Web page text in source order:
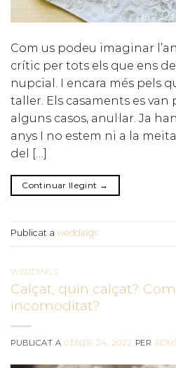
Com us podeu imaginar
crític per tots els que ens
nupcial. I encara més pels
taller. Els casaments es van
alguns casos, anul·lar. Ja
anys I no estem ni a la
del […]
Continuar llegint →
Publicat a weddings
WEDDINGS
Calçat, quin calçat?
incomoditat?
PUBLICAT AGENER 24, 2022 PER